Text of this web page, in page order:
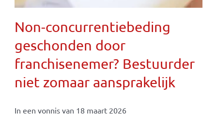
Non-concurrentiebeding
geschonden door
franchisenemer? Bestuurder
niet zomaar aansprakelijk
In een vonnis van 18 maart 2026